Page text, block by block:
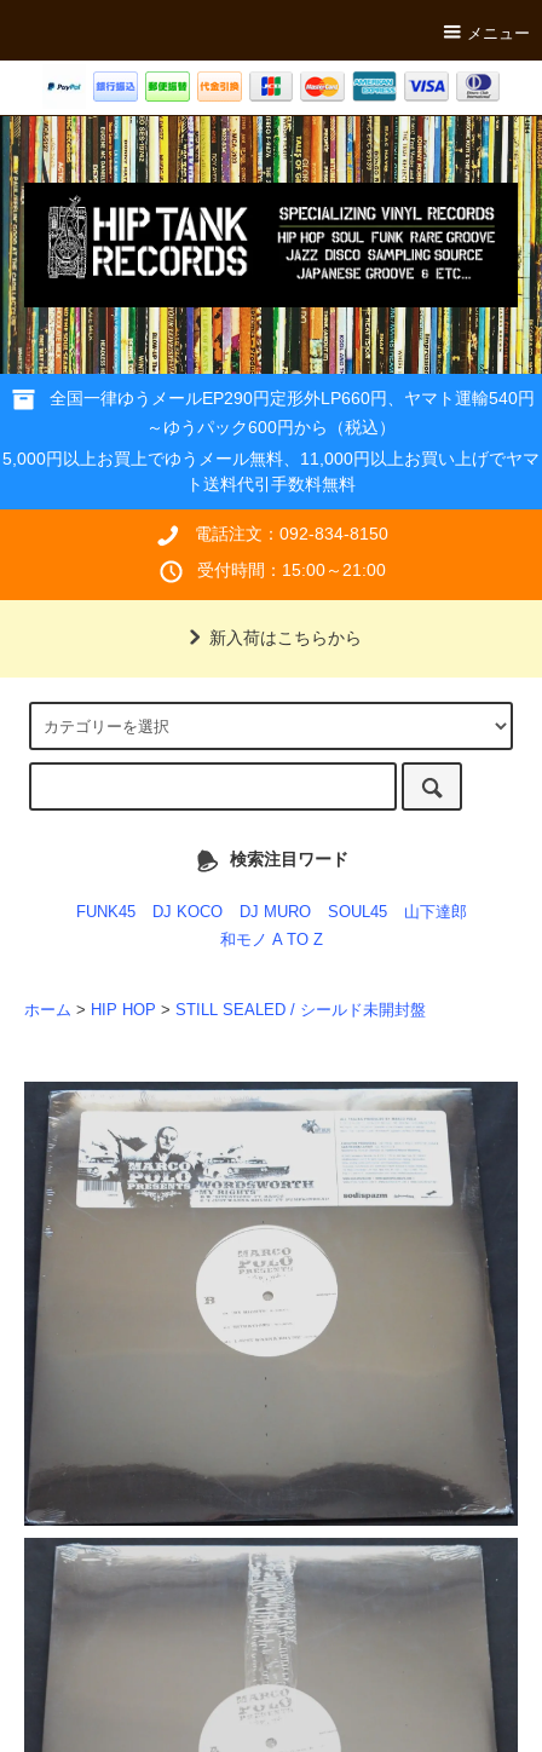
メニュー
全国一律ゆうメールEP290円定形外LP660円、ヤマト運輸540円
～ゆうパック600円から（税込）
5,000円以上お買上でゆうメール無料、11,000円以上お買い上げでヤマ
ト送料代引手数料無料
電話注文：092-834-8150
受付時間：15:00～21:00
新入荷はこちらから
検索注目ワード
FUNK45 DJ KOCO DJ MURO SOUL45
山下達郎
和モノ A TO Z
ホーム > HIP HOP > STILL SEALED / シールド未開封盤